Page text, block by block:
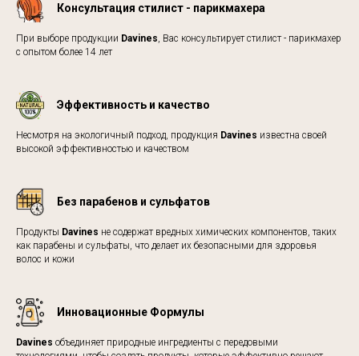
Консультация стилист - парикмахера
При выборе продукции Davines, Вас консультирует стилист - парикмахер
с опытом более 14 лет
Эффективность и качество
Несмотря на экологичный подход, продукция Davines известна своей
высокой эффективностью и качеством
Без парабенов и сульфатов
Продукты Davines не содержат вредных химических компонентов, таких
как парабены и сульфаты, что делает их безопасными для здоровья
волос и кожи
Инновационные Формулы
Davines объединяет природные ингредиенты с передовыми